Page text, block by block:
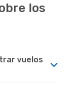
los
vuelos